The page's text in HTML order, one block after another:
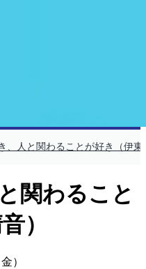
、人と関わることが好き（伊東
関わること
）
）